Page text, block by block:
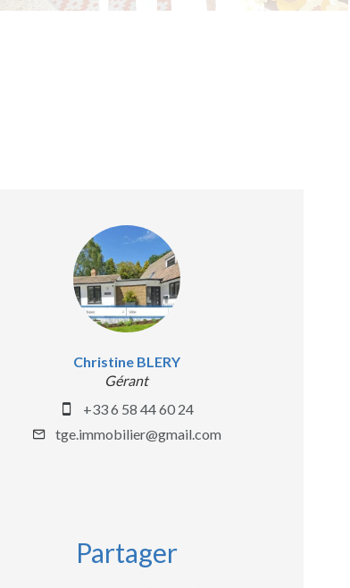
Christine BLERY
Gérant
+33 6 58 44 60 24
tge.immobilier@gmail.com
Partager